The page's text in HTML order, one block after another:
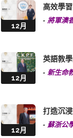
12月
高效學
- 將軍澳
12月
英語教
- 新生命
12月
打造沉
- 蘇浙公